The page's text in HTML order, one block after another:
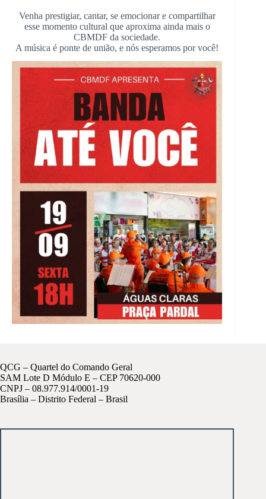
Venha prestigiar, cantar, se emocionar e compartilhar
esse momento cultural que aproxima ainda mais o
CBMDF da sociedade.
A música é ponte de união, e nós esperamos por você!
QCG – Quartel do Comando Geral
SAM Lote D Módulo E – CEP 70620-000
CNPJ – 08.977.914/0001-19
Brasília – Distrito Federal – Brasil